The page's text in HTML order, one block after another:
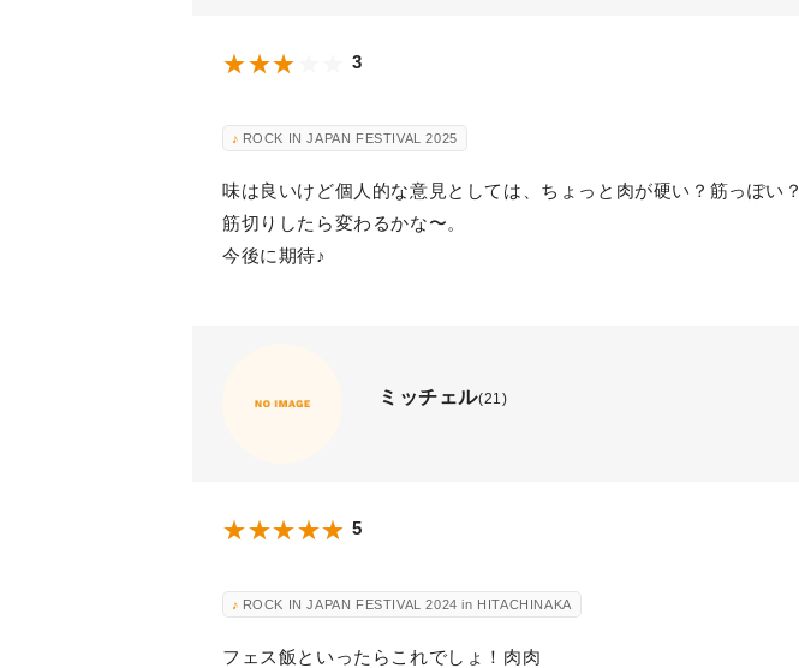
3
ROCK IN JAPAN FESTIVAL 2025
味は良いけど個人的な意見としては、ちょっと肉が硬い？筋っぽい？
筋切りしたら変わるかな〜。
今後に期待♪
ミッチェル(21)
5
ROCK IN JAPAN FESTIVAL 2024 in HITACHINAKA
フェス飯といったらこれでしょ！肉肉